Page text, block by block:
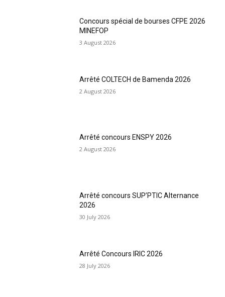
Concours spécial de bourses CFPE 2026
MINEFOP
3 August 2026
Arrêté COLTECH de Bamenda 2026
2 August 2026
Arrêté concours ENSPY 2026
2 August 2026
Arrêté concours SUP’PTIC Alternance
2026
30 July 2026
Arrêté Concours IRIC 2026
28 July 2026